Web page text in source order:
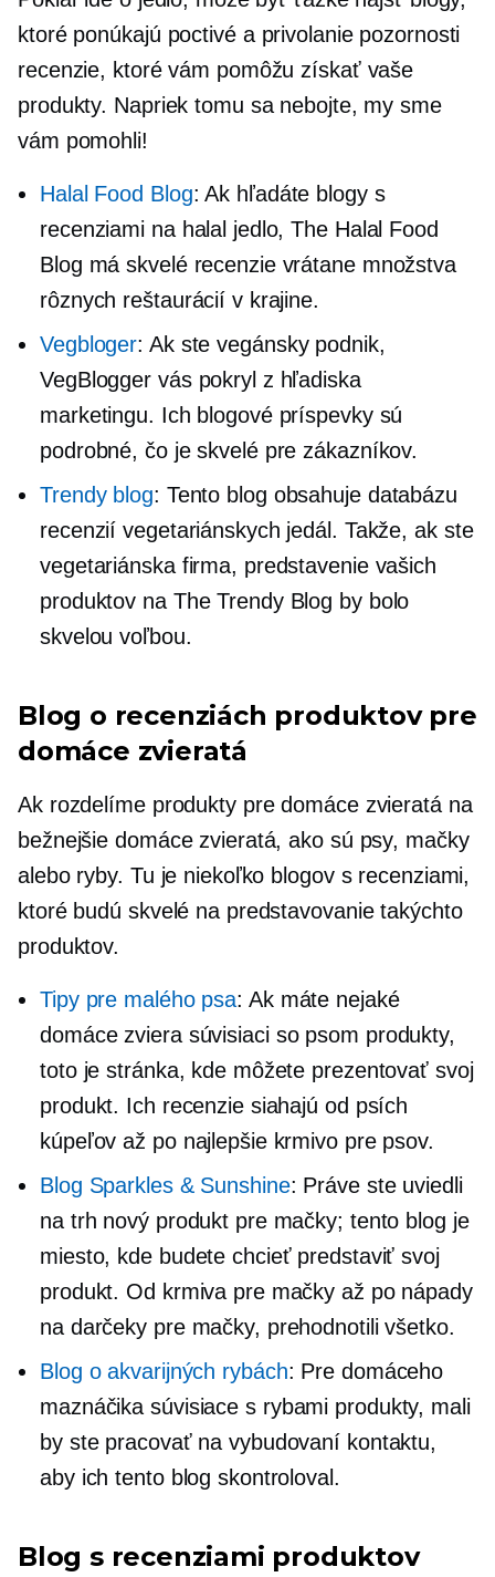
ktoré ponúkajú poctivé a privolanie pozornosti
recenzie, ktoré vám pomôžu získať vaše
produkty. Napriek tomu sa nebojte, my sme
vám pomohli!
Halal Food Blog: Ak hľadáte blogy s
recenziami na halal jedlo, The Halal Food
Blog má skvelé recenzie vrátane množstva
rôznych reštaurácií v krajine.
Vegbloger: Ak ste vegánsky podnik,
VegBlogger vás pokryl z hľadiska
marketingu. Ich blogové príspevky sú
podrobné, čo je skvelé pre zákazníkov.
Trendy blog: Tento blog obsahuje databázu
recenzií vegetariánskych jedál. Takže, ak ste
vegetariánska firma, predstavenie vašich
produktov na The Trendy Blog by bolo
skvelou voľbou.
Blog o recenziách produktov pre
domáce zvieratá
Ak rozdelíme produkty pre domáce zvieratá na
bežnejšie domáce zvieratá, ako sú psy, mačky
alebo ryby. Tu je niekoľko blogov s recenziami,
ktoré budú skvelé na predstavovanie takýchto
produktov.
Tipy pre malého psa: Ak máte nejaké
domáce zviera súvisiaci so psom produkty,
toto je stránka, kde môžete prezentovať svoj
produkt. Ich recenzie siahajú od psích
kúpeľov až po najlepšie krmivo pre psov.
Blog Sparkles & Sunshine: Práve ste uviedli
na trh nový produkt pre mačky; tento blog je
miesto, kde budete chcieť predstaviť svoj
produkt. Od krmiva pre mačky až po nápady
na darčeky pre mačky, prehodnotili všetko.
Blog o akvarijných rybách: Pre domáceho
maznáčikasúvisiace s rybami produkty, mali
by ste pracovať na vybudovaní kontaktu,
aby ich tento blog skontroloval.
Blog s recenziami produktov